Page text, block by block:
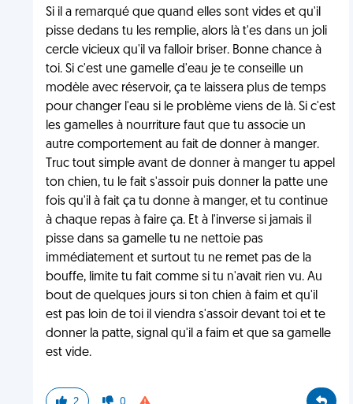
Si il a remarqué que quand elles sont vides et qu'il
pisse dedans tu les remplie, alors là t'es dans un joli
cercle vicieux qu'il va falloir briser. Bonne chance à
toi. Si c'est une gamelle d'eau je te conseille un
modèle avec réservoir, ça te laissera plus de temps
pour changer l'eau si le problème viens de là. Si c'est
les gamelles à nourriture faut que tu associe un
autre comportement au fait de donner à manger.
Truc tout simple avant de donner à manger tu appel
ton chien, tu le fait s'assoir puis donner la patte une
fois qu'il à fait ça tu donne à manger, et tu continue
à chaque repas à faire ça. Et à l'inverse si jamais il
pisse dans sa gamelle tu ne nettoie pas
immédiatement et surtout tu ne remet pas de la
bouffe, limite tu fait comme si tu n'avait rien vu. Au
bout de quelques jours si ton chien à faim et qu'il
est pas loin de toi il viendra s'assoir devant toi et te
donner la patte, signal qu'il a faim et que sa gamelle
est vide.